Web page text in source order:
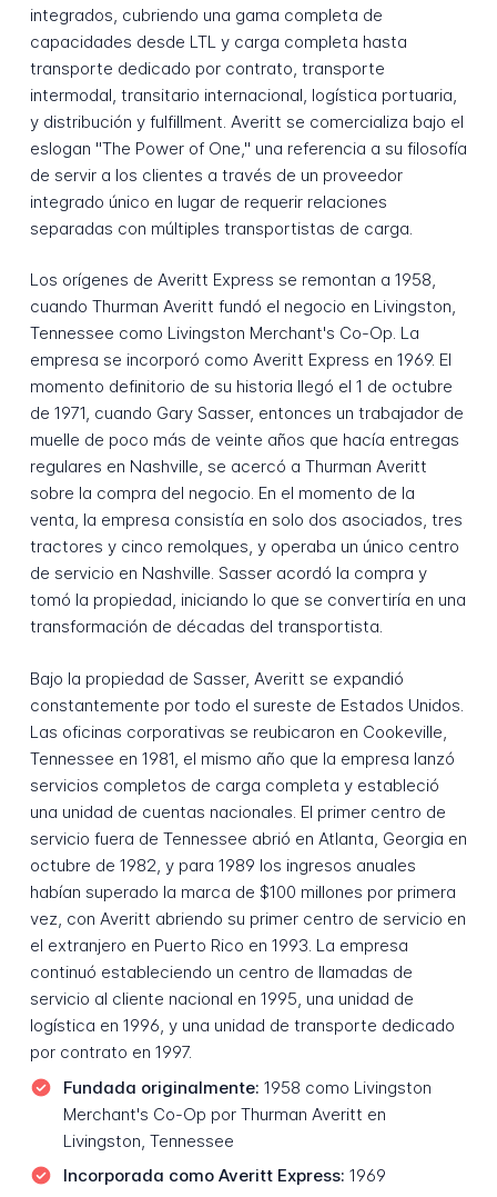
integrados, cubriendo una gama completa de
capacidades desde LTL y carga completa hasta
transporte dedicado por contrato, transporte
intermodal, transitario internacional, logística portuaria,
y distribución y fulfillment. Averitt se comercializa bajo el
eslogan "The Power of One," una referencia a su filosofía
de servir a los clientes a través de un proveedor
integrado único en lugar de requerir relaciones
separadas con múltiples transportistas de carga.
Los orígenes de Averitt Express se remontan a 1958,
cuando Thurman Averitt fundó el negocio en Livingston,
Tennessee como Livingston Merchant's Co-Op. La
empresa se incorporó como Averitt Express en 1969. El
momento definitorio de su historia llegó el 1 de octubre
de 1971, cuando Gary Sasser, entonces un trabajador de
muelle de poco más de veinte años que hacía entregas
regulares en Nashville, se acercó a Thurman Averitt
sobre la compra del negocio. En el momento de la
venta, la empresa consistía en solo dos asociados, tres
tractores y cinco remolques, y operaba un único centro
de servicio en Nashville. Sasser acordó la compra y
tomó la propiedad, iniciando lo que se convertiría en una
transformación de décadas del transportista.
Bajo la propiedad de Sasser, Averitt se expandió
constantemente por todo el sureste de Estados Unidos.
Las oficinas corporativas se reubicaron en Cookeville,
Tennessee en 1981, el mismo año que la empresa lanzó
servicios completos de carga completa y estableció
una unidad de cuentas nacionales. El primer centro de
servicio fuera de Tennessee abrió en Atlanta, Georgia en
octubre de 1982, y para 1989 los ingresos anuales
habían superado la marca de $100 millones por primera
vez, con Averitt abriendo su primer centro de servicio en
el extranjero en Puerto Rico en 1993. La empresa
continuó estableciendo un centro de llamadas de
servicio al cliente nacional en 1995, una unidad de
logística en 1996, y una unidad de transporte dedicado
por contrato en 1997.
Fundada originalmente: 1958 como Livingston
Merchant's Co-Op por Thurman Averitt en
Livingston, Tennessee
Incorporada como Averitt Express: 1969